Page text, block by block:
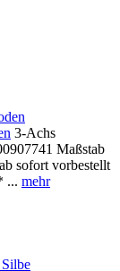
3-Achs
Maßstab
sofort vorbestellt
... mehr